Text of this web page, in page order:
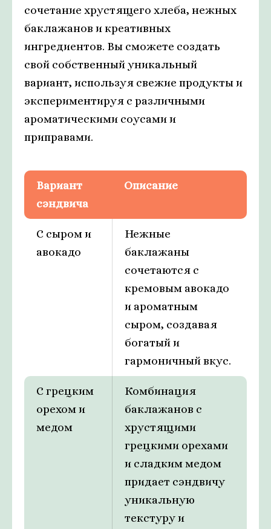
сочетание хрустящего хлеба, нежных
баклажанов и креативных
ингредиентов. Вы сможете создать
свой собственный уникальный
вариант, используя свежие продукты и
экспериментируя с различными
ароматическими соусами и
приправами.
Вариант
сэндвича
Описание
С сыром и
авокадо
Нежные
баклажаны
сочетаются с
кремовым авокадо
и ароматным
сыром, создавая
богатый и
гармоничный вкус.
С грецким
орехом и
медом
Комбинация
баклажанов с
хрустящими
грецкими орехами
и сладким медом
придает сэндвичу
уникальную
текстуру и